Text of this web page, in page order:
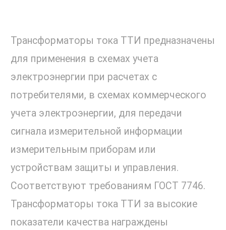
Трансформаторы тока ТТИ предназначены
для применения в схемах учета
электроэнергии при расчетах с
потребителями, в схемах коммерческого
учета электроэнергии, для передачи
сигнала измерительной информации
измерительным приборам или
устройствам защиты и управления.
Соответствуют требованиям ГОСТ 7746.
Трансформаторы тока ТТИ за высокие
показатели качества награждены